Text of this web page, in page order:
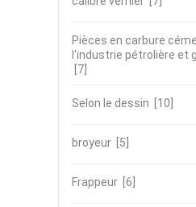
Pièces en carbure
l'industrie pétrolière et
[7]
Selon le dessin [10]
broyeur [5]
Frappeur [6]